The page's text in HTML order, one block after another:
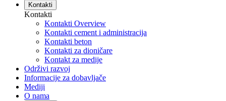
Kontakti
Kontakti
Kontakti Overview
Kontakti cement i administracija
Kontakti beton
Kontakti za dioničare
Kontakt za medije
Održivi razvoj
Informacije za dobavljače
Mediji
O nama